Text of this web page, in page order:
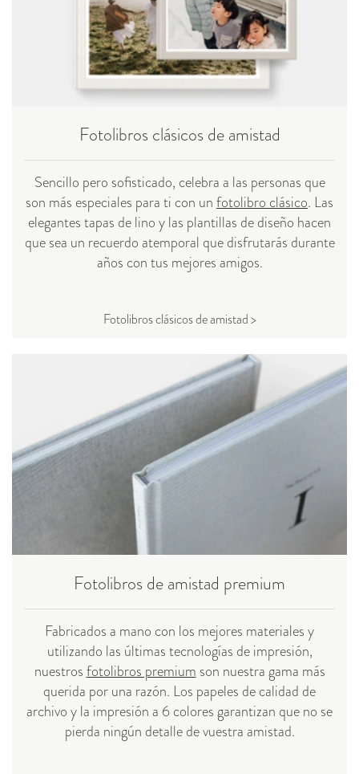
Fotolibros clásicos de amistad
Sencillo pero sofisticado, celebra a las personas que
son más especiales para ti con unfotolibro clásico. Las
elegantes tapas de lino y las plantillas de diseño hacen
que sea un recuerdo atemporal que disfrutarás durante
años con tus mejores amigos.
Fotolibros clásicos de amistad >
Fotolibros de amistad premium
Fabricados a mano con los mejores materiales y
utilizando las últimas tecnologías de impresión,
nuestrosfotolibros premium son nuestra gama más
querida por una razón. Los papeles de calidad de
archivo y la impresión a 6 colores garantizan que no se
pierda ningún detalle de vuestra amistad.